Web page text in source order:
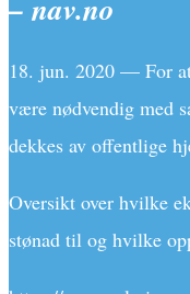
– nav.no
18. jun. 2020 — For
være nødvendig med
dekkes av offentlige
Oversikt over hvilke
stønad til og hvilke